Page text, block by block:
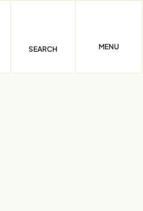
SEARCH MENU